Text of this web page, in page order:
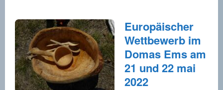
Europäischer
Wettbewerb im
Domas Ems am
21 und 22 mai
2022